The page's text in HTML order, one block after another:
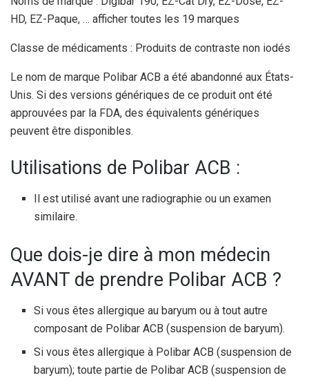
HD, EZ-Paque, … afficher toutes les 19 marques
Classe de médicaments : Produits de contraste non iodés
Le nom de marque Polibar ACB a été abandonné aux États-
Unis. Si des versions génériques de ce produit ont été
approuvées par la FDA, des équivalents génériques
peuvent être disponibles.
Utilisations de Polibar ACB :
Il est utilisé avant une radiographie ou un examen
similaire.
Que dois-je dire à mon médecin
AVANT de prendre Polibar ACB ?
Si vous êtes allergique au baryum ou à tout autre
composant de Polibar ACB (suspension de baryum).
Si vous êtes allergique à Polibar ACB (suspension de
baryum); toute partie de Polibar ACB (suspension de